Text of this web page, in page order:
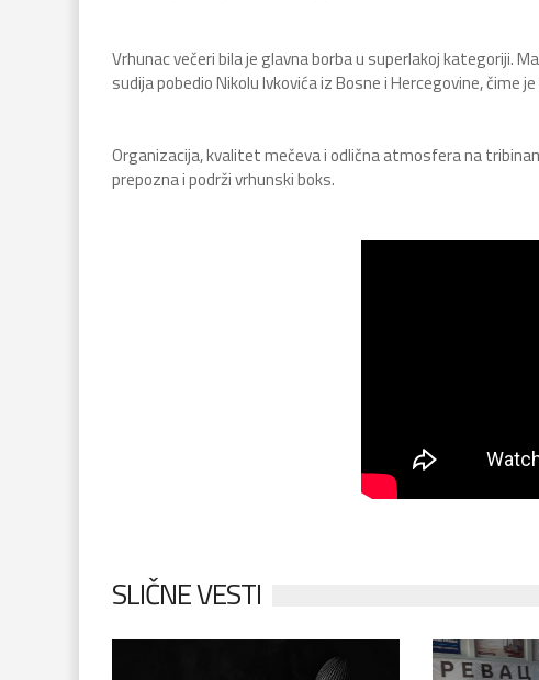
Vrhunac večeri bila je glavna borba u superlakoj kategoriji.
sudija pobedio Nikolu Ivkovića iz Bosne i Hercegovine, čime
Organizacija, kvalitet mečeva i odlična atmosfera na
prepozna i podrži vrhunski boks.
SLIČNE VESTI